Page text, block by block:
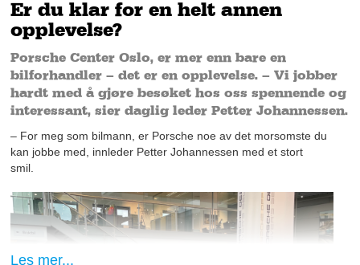
Er du klar for en helt annen
opplevelse?
Porsche Center Oslo, er mer enn bare en
bilforhandler – det er en opplevelse. – Vi jobber
hardt med å gjøre besøket hos oss spennende og
interessant, sier daglig leder Petter Johannessen.
– For meg som bilmann, er Porsche noe av det morsomste du
kan jobbe med, innleder Petter Johannessen med et stort
smil.
Les mer...